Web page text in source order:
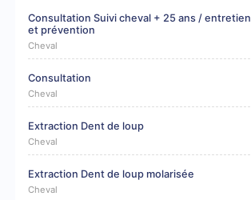
Consultation Suivi cheval + 25 ans / entretien
et prévention
Cheval
Consultation
Cheval
Extraction Dent de loup
Cheval
Extraction Dent de loup molarisée
Cheval